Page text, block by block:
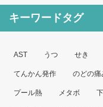
カ
イ
キーワードタグ
AST うつ せき
てんかん発作 のどの痛
プール熱 メタボ